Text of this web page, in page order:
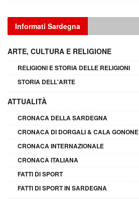
Informati Sardegna
ARTE, CULTURA E RELIGIONE
RELIGIONI E STORIA DELLE RELIGIONI
STORIA DELL'ARTE
ATTUALITÀ
CRONACA DELLA SARDEGNA
CRONACA DI DORGALI & CALA GONONE
CRONACA INTERNAZIONALE
CRONACA ITALIANA
FATTI DI SPORT
FATTI DI SPORT IN SARDEGNA